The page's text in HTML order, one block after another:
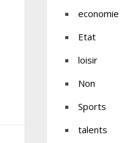
economie
Etat
loisir
Non
Sports
talents